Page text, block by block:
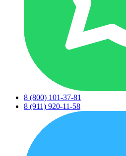
8 (800) 101-37-81
8 (911) 920-11-58